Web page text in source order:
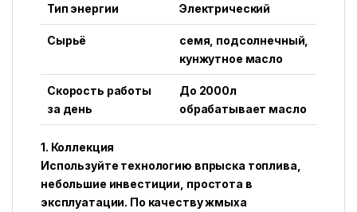
Тип энергии Электрический
Сырьё
семя, подсолнечный,
кунжутное масло
Скорость работы
за день
До 2000л
обрабатывает масло
1. Коллекция
Используйте технологию впрыска топлива,
небольшие инвестиции, простота в
эксплуатации. По качеству жмыха